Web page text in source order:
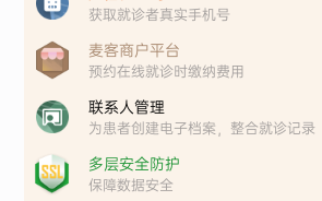
获取就诊者真实手机号
麦客商户平台
预约在线就诊时缴纳费用
联系人管理
为患者创建电子档案，整合就诊记录
多层安全防护
保障数据安全